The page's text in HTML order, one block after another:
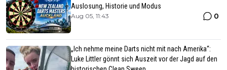
Auslosung, Historie und Modus
Aug 05, 11:43 0
„Ich nehme meine Darts nicht mit nach Amerika“:
Luke Littler gönnt sich Auszeit vor der Jagd auf den